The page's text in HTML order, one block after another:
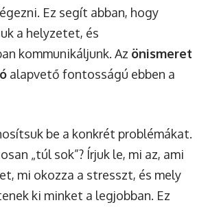
Ez segít abban, hogy
a helyzetet, és
kommunikáljunk. Az önismeret
alapvető fontosságú ebben a
be a konkrét problémákat.
„túl sok”? Írjuk le, mi az, ami
mi okozza a stresszt, és mely
ki minket a legjobban. Ez